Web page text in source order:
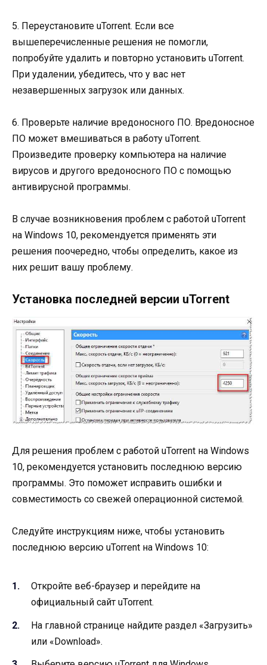
5. Переустановите uTorrent. Если все
вышеперечисленные решения не помогли,
попробуйте удалить и повторно установить uTorrent.
При удалении, убедитесь, что у вас нет
незавершенных загрузок или данных.
6. Проверьте наличие вредоносного ПО. Вредоносное
ПО может вмешиваться в работу uTorrent.
Произведите проверку компьютера на наличие
вирусов и другого вредоносного ПО с помощью
антивирусной программы.
В случае возникновения проблем с работой uTorrent
на Windows 10, рекомендуется применять эти
решения поочередно, чтобы определить, какое из
них решит вашу проблему.
Установка последней версии uTorrent
Для решения проблем с работой uTorrent на Windows
10, рекомендуется установить последнюю версию
программы. Это поможет исправить ошибки и
совместимость со свежей операционной системой.
Следуйте инструкциям ниже, чтобы установить
последнюю версию uTorrent на Windows 10:
Откройте веб-браузер и перейдите на
официальный сайт uTorrent.
На главной странице найдите раздел «Загрузить»
или «Download».